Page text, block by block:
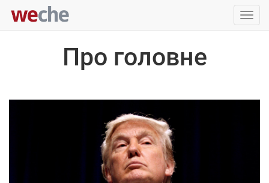
Про головне